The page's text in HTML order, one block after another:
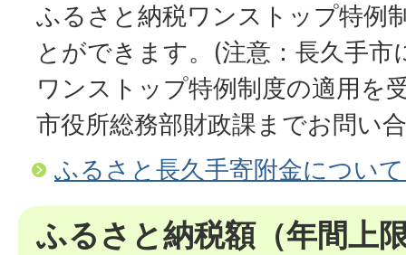
ふるさと納税ワンストップ特例
とができます。(注意：長久手
ワンストップ特例制度の適用を
市役所総務部財政課までお問い
ふるさと長久手寄附金につい
ふるさと納税額（年間上